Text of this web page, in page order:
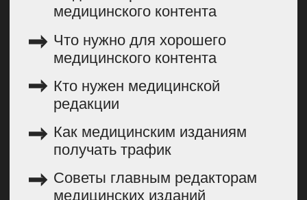
1. Можно навредить человеку,
если снабдить его
неправильной информацией.
Это также достаточно большие
риски для репутации бизнеса —
от негативных отзывов в интернете
до судебных разбирательств.
2. Люди сильнее погружаются
в вопросы медицины.
требования к качеству контента
и медицине в целом, теперь они